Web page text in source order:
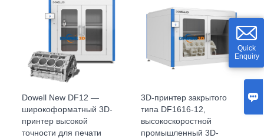

Quick
Enquiry
Dowell New DF12 —
широкоформатный 3D-
принтер высокой
точности для печати
3D-принтер закрытого
типа DF1616-12,
высокоскоростной
промышленный 3D-